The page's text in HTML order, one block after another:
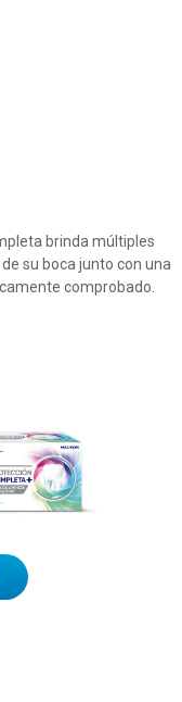
brinda múltiples
su boca junto con una
comprobado.